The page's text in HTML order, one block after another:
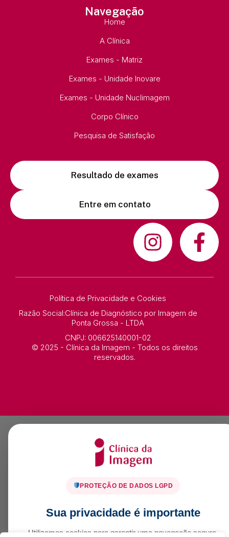
Navegação
Home
A Clínica
Exames - Matriz
Exames - Unidade Inovare
Exames - Unidade Nuclimagem
Corpo Clínico
Pesquisa de Satisfação
Resultado de exames
Entre em contato
© 2025 - Clínica da Imagem - Todos os direitos
reservados.
Política de Privacidade e Cookies
Razão Social:Clínica de Diagnóstico por Imagem de
Ponta Grossa - LTDA
CNPJ: 006625140001-02
PROTEÇÃO DE DADOS LGPD
Sua privacidade é importante
Utilizamos cookies para garantir uma navegação segura,